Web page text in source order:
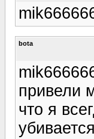
bota
привели
что я